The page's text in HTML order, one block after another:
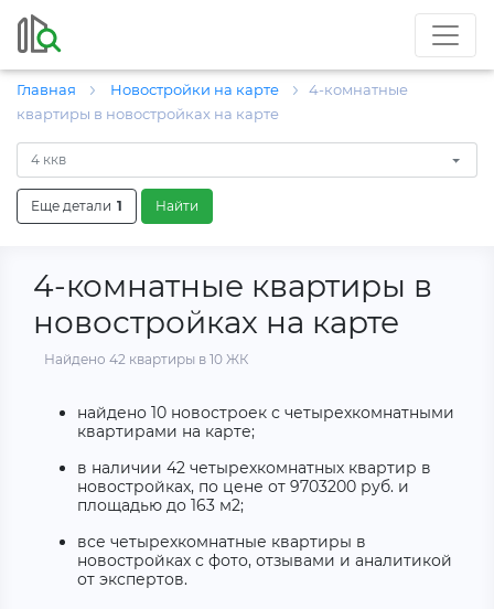
Главная Новостройки на карте
4-комнатные
квартиры в новостройках на карте
4 ккв
Еще детали 1 Найти
4-комнатные квартиры в
новостройках на карте
Найдено 42 квартиры в 10 ЖК
найдено 10 новостроек с четырехкомнатными
квартирами на карте;
в наличии 42 четырехкомнатных квартир в
новостройках, по цене от 9703200 руб. и
площадью до 163 м2;
все четырехкомнатные квартиры в
новостройках с фото, отзывами и аналитикой
от экспертов.